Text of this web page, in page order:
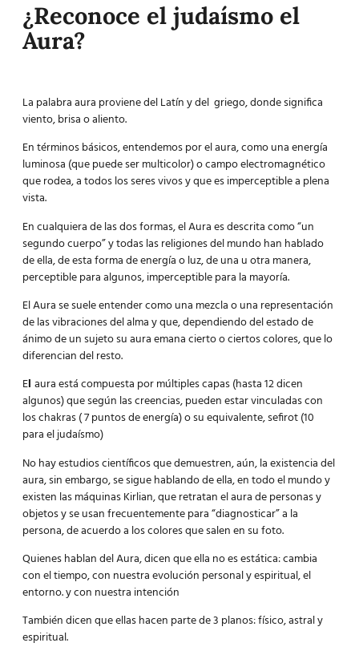
¿Reconoce el judaísmo el
Aura?
La palabra aura proviene del Latín y del griego, donde significa
viento, brisa o aliento.
En términos básicos, entendemos por el aura, como una energía
luminosa (que puede ser multicolor) o campo electromagnético
que rodea, a todos los seres vivos y que es imperceptible a plena
vista.
En cualquiera de las dos formas, el Aura es descrita como “un
segundo cuerpo” y todas las religiones del mundo han hablado
de ella, de esta forma de energía o luz, de una u otra manera,
perceptible para algunos, imperceptible para la mayoría.
El Aurase suele entender como una mezcla o una representación
de las vibraciones del alma y que, dependiendo del estado de
ánimo de un sujeto su aura emana cierto o ciertos colores, que lo
diferencian del resto.
El aura está compuesta por múltiples capas (hasta 12 dicen
algunos) que según las creencias, pueden estar vinculadas con
los chakras ( 7 puntos de energía) o su equivalente, sefirot (10
para el judaísmo)
No hay estudios científicos que demuestren, aún, la existencia del
aura, sin embargo, se sigue hablando de ella, en todo el mundo y
existen las máquinas Kirlian, que retratan el aura de personas y
objetos y se usan frecuentemente para “diagnosticar” a la
persona, de acuerdo a los colores que salen en su foto.
Quienes hablan del Aura,dicen que ella no es estática: cambia
con el tiempo, con nuestra evolución personal y espiritual, el
entorno. y con nuestra intención
También dicen que ellas hacen parte de 3 planos: físico, astral y
espiritual.